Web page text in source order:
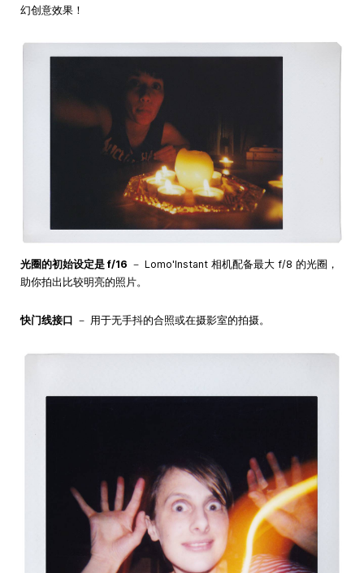
幻创意效果！
光圈的初始设定是 f/16 － Lomo'Instant 相机配备最大 f/8 的光圈，
助你拍出比较明亮的照片。
快门线接口 － 用于无手抖的合照或在摄影室的拍摄。